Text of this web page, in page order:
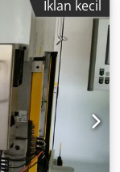
pressing force:
Iklan kecil